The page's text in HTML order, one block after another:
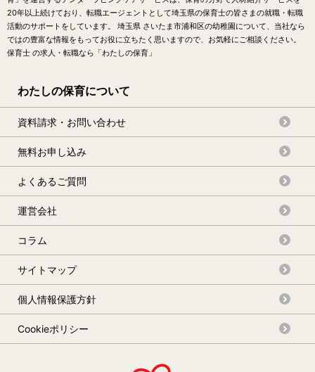
20年以上続けており、転職エージェントとして埼玉県の保育士の皆さまの就職・転職
活動のサポートをしています。 埼玉県 さいたま市浦和区の幼稚園について、当社なら
ではの豊富な情報をもってお役に立ちたく思いますので、お気軽にご相談ください。
保育士 の求人・転職なら「わたしの保育」
わたしの保育について
資料請求・お問い合わせ
無料お申し込み
よくあるご質問
運営会社
コラム
サイトマップ
個人情報保護方針
Cookieポリシー